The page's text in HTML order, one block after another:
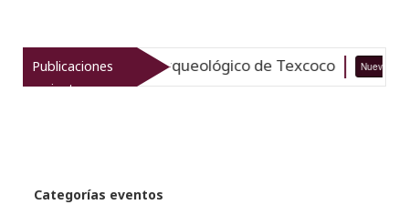
Publicaciones
recientes
el patrimonio arqueológico de Texcoco Nuevo
Categorías eventos